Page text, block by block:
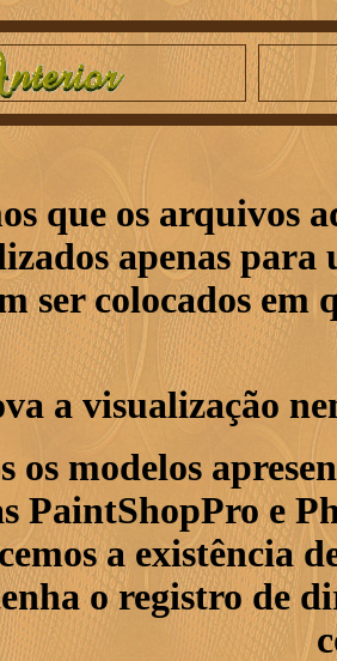
que os arquivos
apenas para
ser colocados
a visualização
os modelos
PaintShopPro e
a existência
o registro de